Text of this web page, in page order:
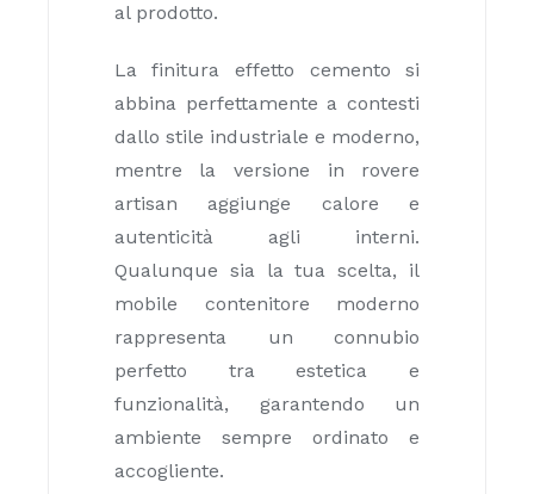
al prodotto.
La finitura effetto cemento si
abbina perfettamente a contesti
dallo stile industriale e moderno,
mentre la versione in rovere
artisan aggiunge calore e
autenticità agli interni.
Qualunque sia la tua scelta, il
mobile contenitore moderno
rappresenta un connubio
perfetto tra estetica e
funzionalità, garantendo un
ambiente sempre ordinato e
accogliente.